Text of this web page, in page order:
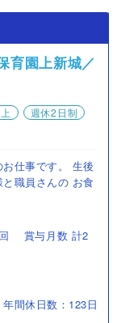
育園上新城／
週休2日制
仕事です。 生後
職員さんの お食
賞与月数 計2
間休日数：123日